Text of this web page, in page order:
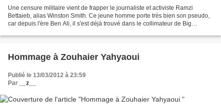
Une censure militaire vient de frapper le journaliste et activiste Ramzi
Bettaieb, alias Winston Smith. Ce jeune homme porte très bien son pseudo,
car depuis l'ère Ben Ali, il s'est déjà trouvé dans le collimateur de Big
Hommage à Zouhaier Yahyaoui
Publié le 13/03/2012 à 23:59
Par
__z__